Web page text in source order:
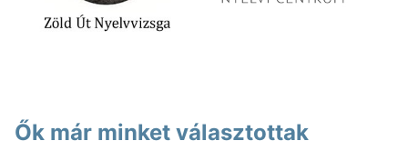
Ők már minket választottak